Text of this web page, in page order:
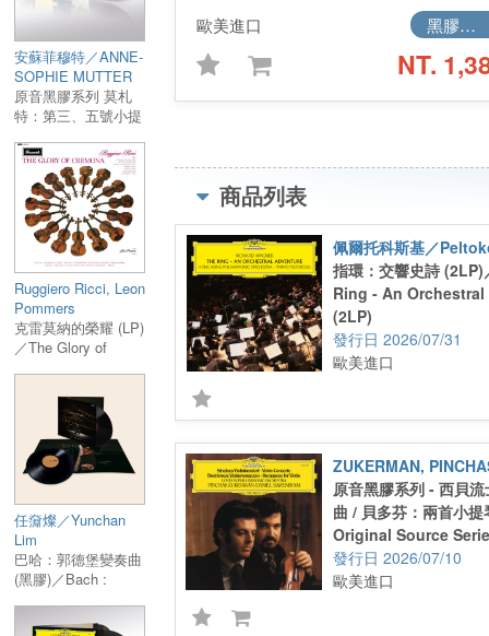
安蘇菲穆特／ANNE-
SOPHIE MUTTER
原音黑膠系列 莫札
特：第三、五號小提
Mozart : Violin
Concertos No. 3 & 5
1 LP
Ruggiero Ricci, Leon
Pommers
克雷莫納的榮耀 (LP)
／The Glory of
任奫燦／Yunchan
Lim
巴哈：郭德堡變奏曲
(黑膠)／Bach :
兩人攜手倫敦愛樂錄製的《西貝流士：小提琴
奏曲》與《貝多芬：第一、二號小提琴浪漫
曲》，完整記錄了他們藝術生涯巔峰初期的燦
火花。祖克曼的小提琴演奏兼具華麗技巧與深
抒情性，在西貝流士協奏曲中展現北國音樂特
倫波英與倫敦愛樂默契無間的通力合作，不僅
供穩固而富色彩感的伴奏，更與獨奏形成自然
暢的音樂對話。這份錄音充分展現兩位年輕大
當時旺盛的創造力與藝術熱情，至今仍被視為
典版本。此DG原音黑膠系列版本首度由原始
1/2 吋四軌母帶重新製作、刻片，以更高
的解析度重現錄音中的細節、動態與空間感，
這份珍貴錄音煥發嶄新光彩。
【曲目】
Side A
1.西貝流士 :D小調小提琴協奏曲，作品47, 第
樂章
2.西貝流士 :D小調小提琴協奏曲，作品47, 第
樂章Side B
1.西貝流士:D小調小提琴協奏曲，作品47, 第三
樂章
2.貝多芬:G大調第一號小提琴浪漫曲，作品40
3.貝多芬:F大調第二號小提琴浪漫曲，作品50
黑膠唱片
歐美進口
NT.
商品列表
佩爾托科斯基／
指環：交響史詩
Ring - An
(2LP)
2026/07/31
歐美進口
ZUKERMAN,
原音黑膠系列 - 西貝
曲 / 貝多芬：兩首小
Original Source
Violin Concerto ;
Romances For
2026/07/10
歐美進口